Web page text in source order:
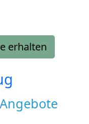
erhalten